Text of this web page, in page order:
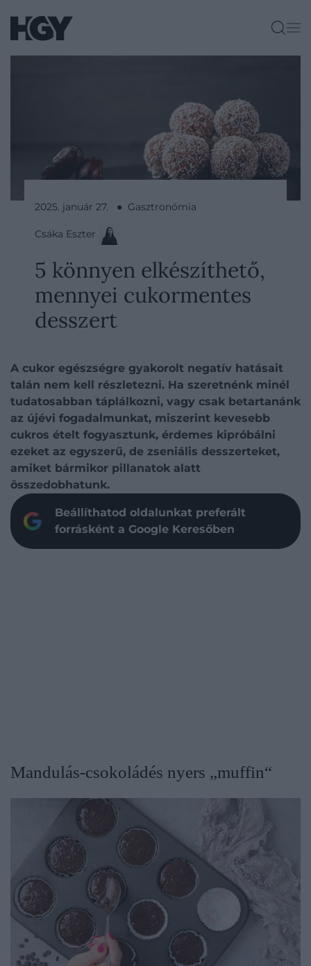
2025. január 27. ● Gasztronómia
Csáka Eszter
5 könnyen elkészíthető,
mennyei cukormentes
desszert
A cukor egészségre gyakorolt negatív hatásait
talán nem kell részletezni. Ha szeretnénk minél
tudatosabban táplálkozni, vagy csak betartanánk
az újévi fogadalmunkat, miszerint kevesebb
cukros ételt fogyasztunk, érdemes kipróbálni
ezeket az egyszerű, de zseniális desszerteket,
amiket bármikor pillanatok alatt
összedobhatunk.
Beállíthatod oldalunkat preferált
forrásként a Google Keresőben
Mandulás-csokoládés nyers „muffin“